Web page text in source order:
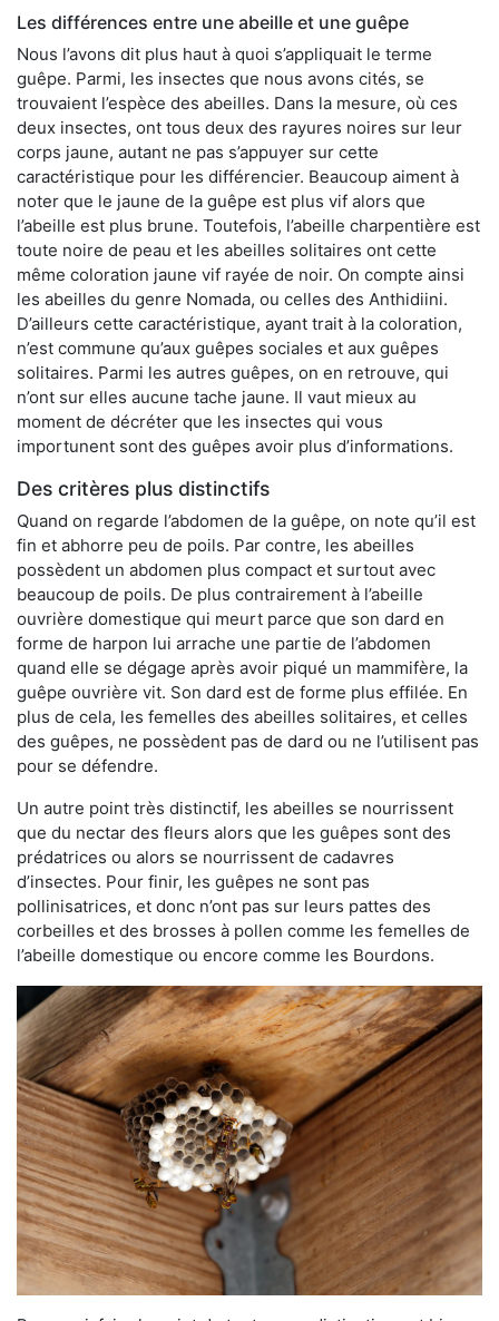
Les différences entre une abeille et une guêpe
Nous l’avons dit plus haut à quoi s’appliquait le terme
guêpe. Parmi, les insectes que nous avons cités, se
trouvaient l’espèce des abeilles. Dans la mesure, où ces
deux insectes, ont tous deux des rayures noires sur leur
corps jaune, autant ne pas s’appuyer sur cette
caractéristique pour les différencier. Beaucoup aiment à
noter que le jaune de la guêpe est plus vif alors que
l’abeille est plus brune. Toutefois, l’abeille charpentière est
toute noire de peau et les abeilles solitaires ont cette
même coloration jaune vif rayée de noir. On compte ainsi
les abeilles du genre Nomada, ou celles des Anthidiini.
D’ailleurs cette caractéristique, ayant trait à la coloration,
n’est commune qu’aux guêpes sociales et aux guêpes
solitaires. Parmi les autres guêpes, on en retrouve, qui
n’ont sur elles aucune tache jaune. Il vaut mieux au
moment de décréter que les insectes qui vous
importunent sont des guêpes avoir plus d’informations.
Des critères plus distinctifs
Quand on regarde l’abdomen de la guêpe, on note qu’il est
fin et abhorre peu de poils. Par contre, les abeilles
possèdent un abdomen plus compact et surtout avec
beaucoup de poils. De plus contrairement à l’abeille
ouvrière domestique qui meurt parce que son dard en
forme de harpon lui arrache une partie de l’abdomen
quand elle se dégage après avoir piqué un mammifère, la
guêpe ouvrière vit. Son dard est de forme plus effilée. En
plus de cela, les femelles des abeilles solitaires, et celles
des guêpes, ne possèdent pas de dard ou ne l’utilisent pas
pour se défendre.
Un autre point très distinctif, les abeilles se nourrissent
que du nectar des fleurs alors que les guêpes sont des
prédatrices ou alors se nourrissent de cadavres
d’insectes. Pour finir, les guêpes ne sont pas
pollinisatrices, et donc n’ont pas sur leurs pattes des
corbeilles et des brosses à pollen comme les femelles de
l’abeille domestique ou encore comme les Bourdons.